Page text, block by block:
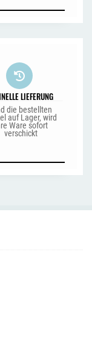
LIEFERUNG
die bestellten
auf Lager, wird
Ware sofort
verschickt